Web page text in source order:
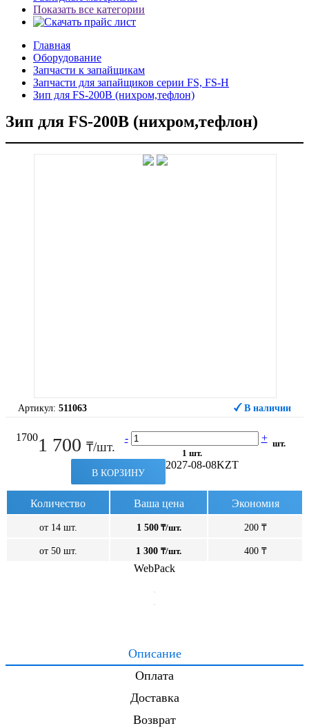
Показать все категории
Главная
Оборудование
Запчасти к запайщикам
Запчасти для запайщиков серии FS, FS-H
Зип для FS-200B (нихром,тефлон)
Зип для FS-200B (нихром,тефлон)
Артикул: 511063 В наличии
17001 700 ₸/шт.
- +
1 шт.
шт.
В КОРЗИНУ
2027-08-08KZT
Количество Ваша цена Экономия
от 14 шт. 1 500₸/шт. 200 ₸
от 50 шт. 1 300 ₸/шт. 400 ₸
WebPack
Описание
Оплата
Доставка
Возврат